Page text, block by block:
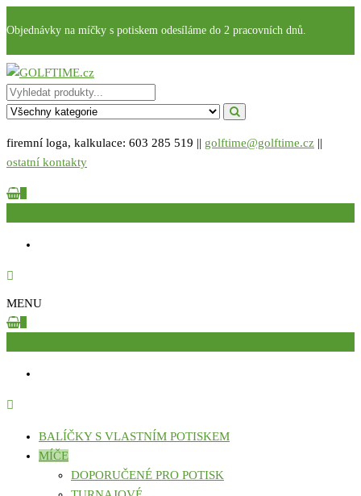
na
obsah
Objednávky na míčky s potiskem odesíláme do 2 pracovních dnů.
GOLFTIME.cz
Golfové reklamní předměty s potiskem
firemní loga, kalkulace: 603 285 519 || golftime@golftime.cz ||
ostatní kontakty
MENU
BALÍČKY S VLASTNÍM POTISKEM
MÍČE
DOPORUČENÉ PRO POTISK